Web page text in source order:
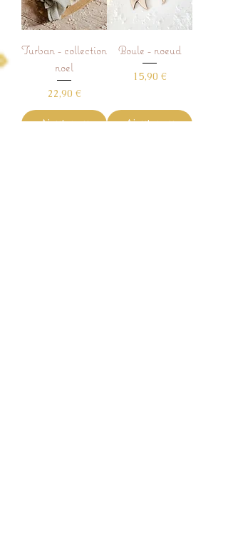
Turban - collection
noel
Prix
22,90 €
Ajouter au
Boule - noeud
Prix
15,90 €
Ajouter au